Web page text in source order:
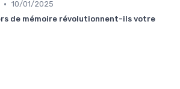
• 10/01/2025
de mémoire révolutionnent-ils votre